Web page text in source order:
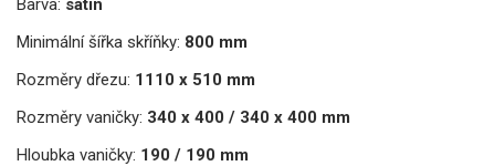
Barva: satin
Minimální šířka skříňky: 800 mm
Rozměry dřezu: 1110 x 510 mm
Rozměry vaničky: 340 x 400 / 340 x 400 mm
Hloubka vaničky: 190 / 190 mm